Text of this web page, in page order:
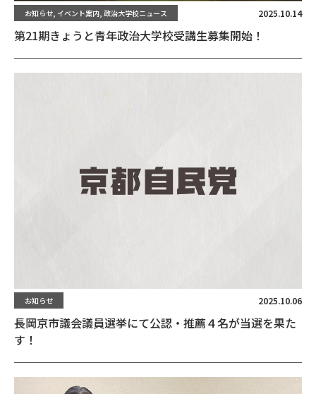
お知らせ, イベント案内, 政治大学校ニュース 2025.10.14
第21期きょうと青年政治大学校受講生募集開始！
お知らせ 2025.10.06
長岡京市議会議員選挙にて公認・推薦４名が当選を果た
す！